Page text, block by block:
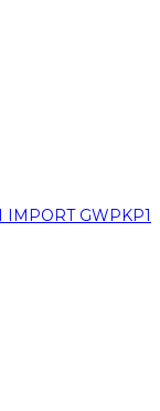
IMPORT GWPKP1